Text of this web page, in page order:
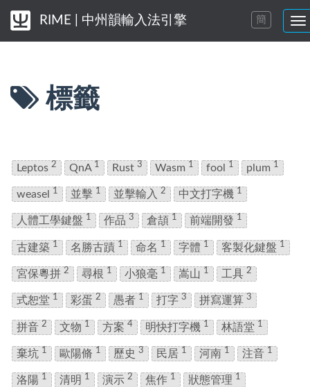
切
RIME | 中州韻輸入法引擎 簡
標籤
Leptos 2 QnA 1 Rust 3 Wasm 1 fool 1 plum 1
weasel 1 並擊 1 並擊輸入 2 中文打字機 1
人體工學鍵盤 1 作品 3 倉頡 1 前端開發 1
古建築 1 名勝古蹟 1 命名 1 字體 1 客製化鍵盤 1
宮保粵拼 2 尋根 1 小狼毫 1 嵩山 1 工具 2
式恕堂 1 彩蛋 2 愚者 1 打字 3 拼寫運算 3
拼音 2 文物 1 方案 4 明快打字機 1 林語堂 1
棄坑 1 歐陽脩 1 歷史 3 民居 1 河南 1 注音 1
洛陽 1 清明 1 演示 2 焦作 1 狀態管理 1